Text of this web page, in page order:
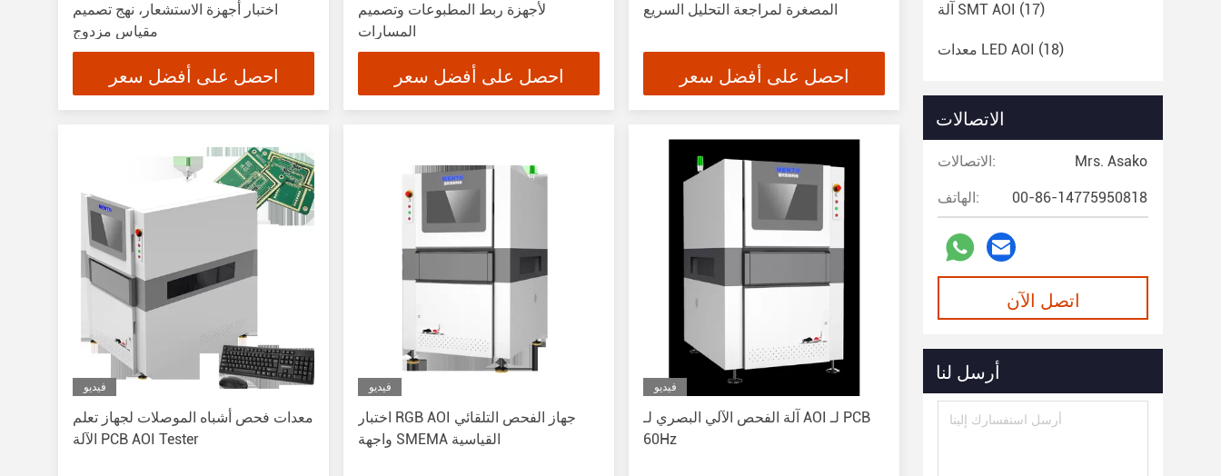
اختبار أجهزة الاستشعار، نهج تصميم
مقياس مزدوج
احصل على أفضل سعر
لأجهزة ربط المطبوعات وتصميم
المسارات
احصل على أفضل سعر
المصغرة لمراجعة التحليل السريع
احصل على أفضل سعر
فيديو
معدات فحص أشباه الموصلات لجهاز تعلم
الآلة PCB AOI Tester
فيديو
اختبار RGB AOI جهاز الفحص التلقائي
واجهة SMEMA القياسية
فيديو
آلة الفحص الآلي البصري لـ AOI لـ PCB
60Hz
آلة SMT AOI (17)
معدات LED AOI (18)
الاتصالات
الاتصالات: Mrs. Asako
الهاتف: 00-86-14775950818
اتصل الآن
أرسل لنا